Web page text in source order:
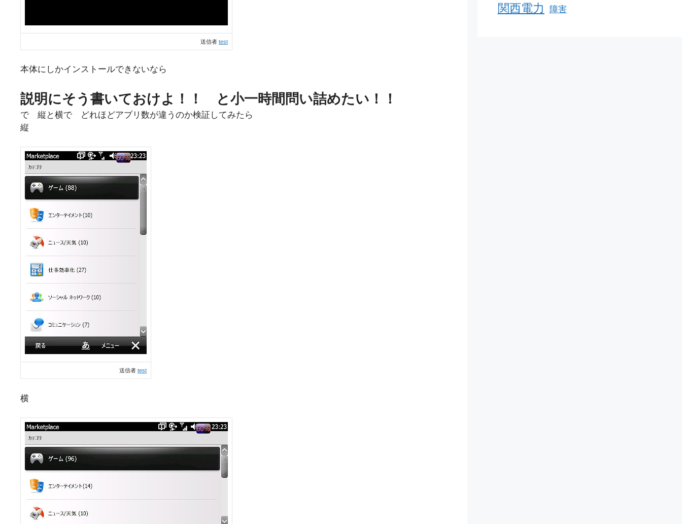
送信者 test
本体にしかインストールできないなら
説明にそう書いておけよ！！ と小一時間問い詰めたい！！
で 縦と横で どれほどアプリ数が違うのか検証してみたら
縦
送信者 test
横
関西電力 障害